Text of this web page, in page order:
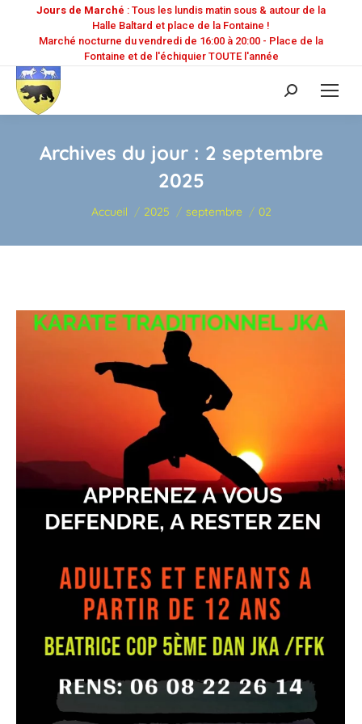
Jours de Marché : Tous les lundis matin sous & autour de la
Halle Baltard et place de la Fontaine !
Marché nocturne du vendredi de 16:00 à 20:00 - Place de la
Fontaine et de l'échiquier TOUTE l'année
Recherche
:
Archives du jour : 2 septembre
2025
Vous êtes ici :
Accueil 2025 septembre 02